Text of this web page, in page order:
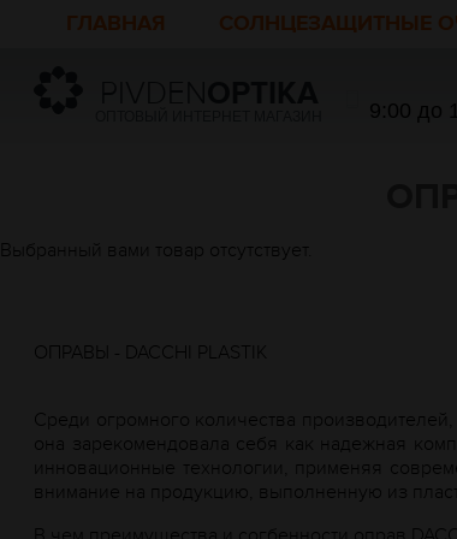
ГЛАВНАЯ СОЛНЦЕЗАЩИТНЫЕ
9:00 до
Выбранный вами товар отсутствует.
ОПРАВЫ - DACCHI PLASTIK
Среди огромного количества
она зарекомендовала себя как надежная
инновационные технологии, применяя
внимание на продукцию, выполненную из